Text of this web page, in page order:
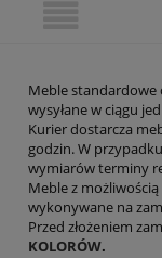
Meble standardowe
wysyłane w ciągu
Kurier dostarcza
godzin. W
wymiarów terminy
Meble z
wykonywane na
Przed złożeniem
KOLORÓW.